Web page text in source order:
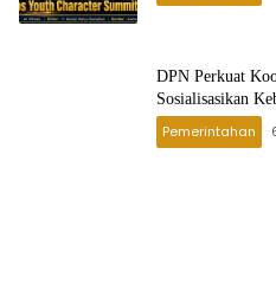
DPN Perkuat
Sosialisasikan
Pemerintahan